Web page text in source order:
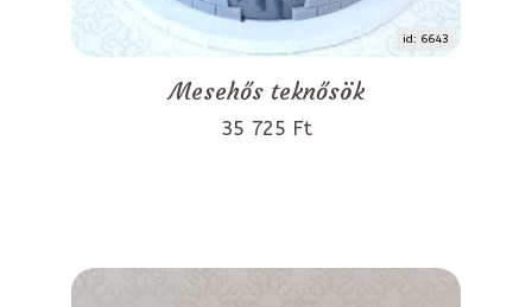
id: 6643
Mesehős teknősök
35 725 Ft